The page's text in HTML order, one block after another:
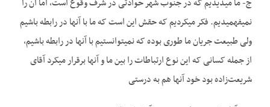
نمی­فهمیدیم. فکر می­کردیم که حقش این است که ما با آنها در رابطه باشیم
ولی طبیعت جریان ما طوری بوده که نمی­توانستیم با آنها در رابطه باشیم،
از جمله کسانی که این نوع ارتباطات را بین ما و آنها برقرار می­کرد آقای
شریعت‌زاده بود خود آنها هم به درستی